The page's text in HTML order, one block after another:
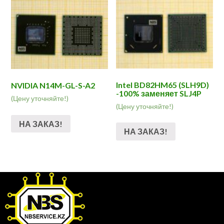
NVIDIA N14M-GL-S-A2
(Цену уточняйте!)
НА ЗАКАЗ!
Intel BD82HM65 (SLH9D)
-100% заменяет SLJ4P
(Цену уточняйте!)
НА ЗАКАЗ!